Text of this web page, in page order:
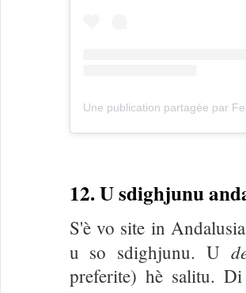
Une publication partagée par
12. U sdighjunu
S'è vo site in
u so sdighjunu. U
preferite) hè salitu.